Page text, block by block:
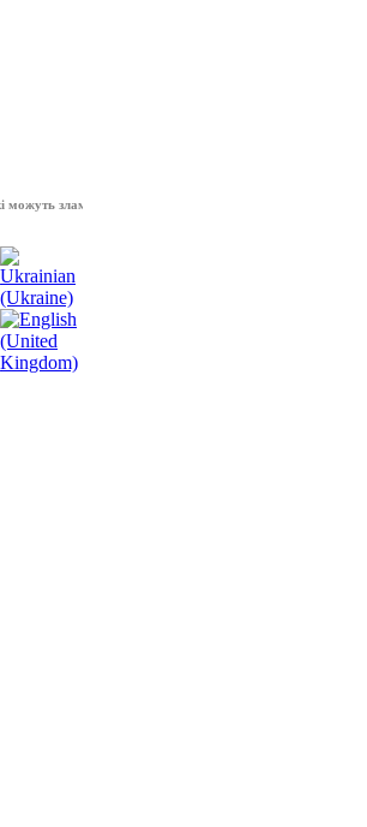
зламати волю народу, - Президент України Володимир